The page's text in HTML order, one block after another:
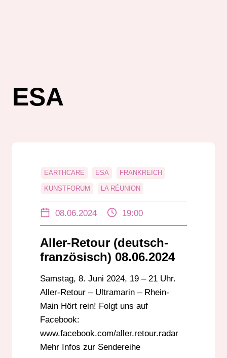
ESA
EARTHCARE ESA FRANKREICH
KUNSTFORUM LA RÉUNION
08.06.2024 19:00
Aller-Retour (deutsch-
französisch) 08.06.2024
Samstag, 8. Juni 2024, 19 – 21 Uhr.
Aller-Retour – Ultramarin – Rhein-
Main Hört rein! Folgt uns auf
Facebook:
www.facebook.com/aller.retour.radar
Mehr Infos zur Sendereihe